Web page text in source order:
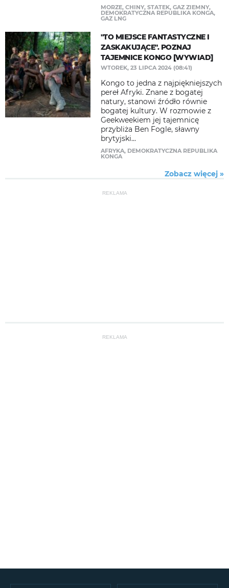
MORZE, CHINY, STATEK, GAZ ZIEMNY,
DEMOKRATYCZNA REPUBLIKA KONGA,
GAZ LNG
"TO MIEJSCE FANTASTYCZNE I
ZASKAKUJĄCE". POZNAJ
TAJEMNICE KONGO [WYWIAD]
WTOREK, 23 LIPCA 2024 (08:41)
Kongo to jedna z najpiękniejszych
pereł Afryki. Znane z bogatej
natury, stanowi źródło równie
bogatej kultury. W rozmowie z
Geekweekiem jej tajemnicę
przybliża Ben Fogle, sławny
brytyjski...
AFRYKA, DEMOKRATYCZNA REPUBLIKA
KONGA
Zobacz więcej »
REKLAMA
REKLAMA